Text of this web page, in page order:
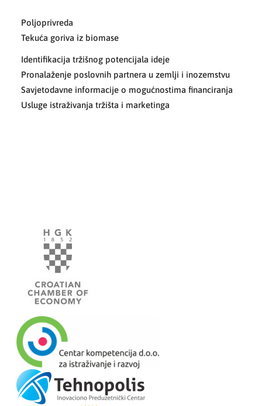
Poljoprivreda
Tekuća goriva iz biomase
Identifikacija tržišnog potencijala ideje
Pronalaženje poslovnih partnera u zemlji i inozemstvu
Savjetodavne informacije o mogućnostima financiranja
Usluge istraživanja tržišta i marketinga